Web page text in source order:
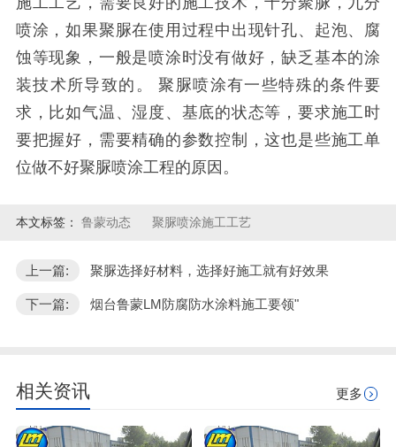
喷涂，如果聚脲在使用过程中出现针孔、起泡、腐
蚀等现象，一般是喷涂时没有做好，缺乏基本的涂
装技术所导致的。 聚脲喷涂有一些特殊的条件要
求，比如气温、湿度、基底的状态等，要求施工时
要把握好，需要精确的参数控制，这也是些施工单
位做不好聚脲喷涂工程的原因。
本文标签： 鲁蒙动态 聚脲喷涂施工工艺
上一篇: 聚脲选择好材料，选择好施工就有好效果
下一篇: 烟台鲁蒙LM防腐防水涂料施工要领"
相关资讯 更多